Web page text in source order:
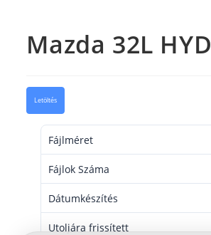
Mazda 32L HYD
Letöltés
Fájlméret
Fájlok Száma
Dátumkészítés
Utoljára frissített